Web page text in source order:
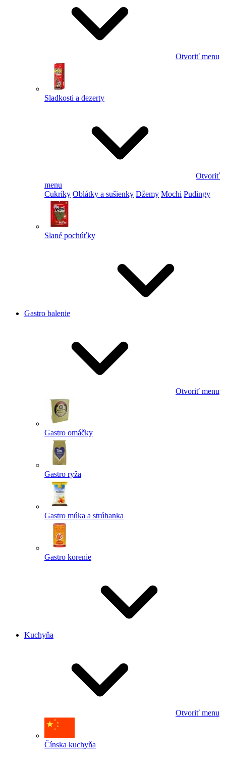
Otvoriť menu
Sladkosti a dezerty
Otvoriť
menu
Cukríky Oblátky a sušienky Džemy Mochi Pudingy
Slané pochúťky
Gastro balenie
Otvoriť menu
Gastro omáčky
Gastro ryža
Gastro múka a strúhanka
Gastro korenie
Kuchyňa
Otvoriť menu
Čínska kuchyňa